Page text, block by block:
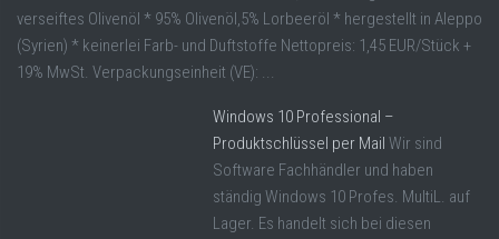
verseiftes Olivenöl * 95% Olivenöl,5% Lorbeeröl * hergestellt in Aleppo
(Syrien) * keinerlei Farb- und Duftstoffe Nettopreis: 1,45 EUR/Stück +
19% MwSt. Verpackungseinheit (VE): ...
Windows 10 Professional –
Produktschlüssel per Mail Wir sind
Software Fachhändler und haben
ständig Windows 10 Profes. MultiL. auf
Lager. Es handelt sich bei diesen